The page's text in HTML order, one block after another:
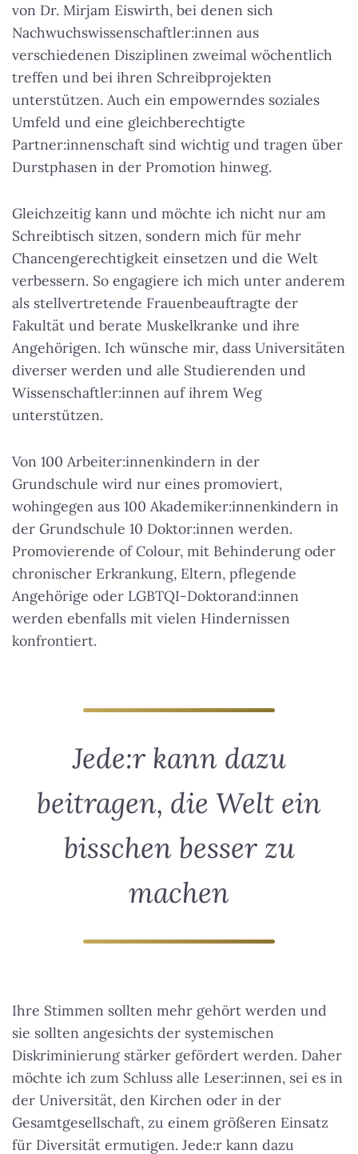
von Dr. Mirjam Eiswirth, bei denen sich
Nachwuchswissenschaftler:innen aus
verschiedenen Disziplinen zweimal wöchentlich
treffen und bei ihren Schreibprojekten
unterstützen. Auch ein empowerndes soziales
Umfeld und eine gleichberechtigte
Partner:innenschaft sind wichtig und tragen über
Durstphasen in der Promotion hinweg.
Gleichzeitig kann und möchte ich nicht nur am
Schreibtisch sitzen, sondern mich für mehr
Chancengerechtigkeit einsetzen und die Welt
verbessern. So engagiere ich mich unter anderem
als stellvertretende Frauenbeauftragte der
Fakultät und berate Muskelkranke und ihre
Angehörigen. Ich wünsche mir, dass Universitäten
diverser werden und alle Studierenden und
Wissenschaftler:innen auf ihrem Weg
unterstützen.
Von 100 Arbeiter:innenkindern in der
Grundschule wird nur eines promoviert,
wohingegen aus 100 Akademiker:innenkindern in
der Grundschule 10 Doktor:innen werden.
Promovierende of Colour, mit Behinderung oder
chronischer Erkrankung, Eltern, pflegende
Angehörige oder LGBTQI-Doktorand:innen
werden ebenfalls mit vielen Hindernissen
konfrontiert.
Jede:r kann dazu
beitragen, die Welt ein
bisschen besser zu
machen
Ihre Stimmen sollten mehr gehört werden und
sie sollten angesichts der systemischen
Diskriminierung stärker gefördert werden. Daher
möchte ich zum Schluss alle Leser:innen, sei es in
der Universität, den Kirchen oder in der
Gesamtgesellschaft, zu einem größeren Einsatz
für Diversität ermutigen. Jede:r kann dazu